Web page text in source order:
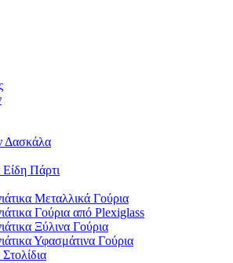
Δασκάλα
Είδη Πάρτι
Μεταλλικά Γούρια
Γούρια από Plexiglass
Ξύλινα Γούρια
Υφασμάτινα Γούρια